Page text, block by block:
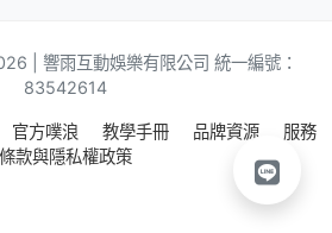
| 響雨互動娛樂有限公司 統一編號：
83542614
官方噗浪 教學手冊 品牌資源
服務
條款與隱私權政策